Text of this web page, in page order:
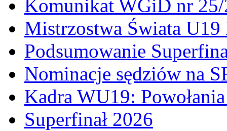
Komunikat WGiD nr
Mistrzostwa Świata
Podsumowanie
Nominacje sędziów na
Kadra WU19:
Superfinał 2026